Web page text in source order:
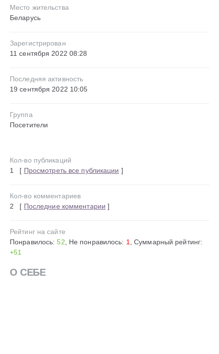
Место жительства
Беларусь
Зарегистрирован
11 сентября 2022 08:28
Последняя активность
19 сентября 2022 10:05
Группа
Посетители
Кол-во публикаций
1 [ Просмотреть все публикации ]
Кол-во комментариев
2 [ Последние комментарии ]
Рейтинг на сайте
Понравилось:52 , Не понравилось: 1
, Суммарный рейтинг:
+51
О СЕБЕ